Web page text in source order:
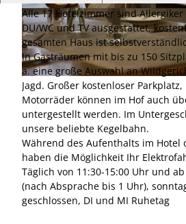
© Landgasthof-Hotel "Zur scharfen Ecke" |CC-BY
© Landgasthof-Hotel "Zur scharfen Ecke" |
CC-BY
©
Alle 17 Hotelzimmer sind
DU/WC und TV ausgestattet,
gesamten Haus ist
In Gasträumen mit bis zu 150
a. eine große Auswahl an
Jagd. Großer kostenloser
Motorräder können im Hof auch
untergestellt werden. Im
unsere beliebte Kegelbahn.
Während des Aufenthalts im Hotel
haben die Möglichkeit Ihr
Täglich von 11:30-15:00 Uhr und
(nach Absprache bis 1 Uhr),
geschlossen, DI und MI Ruhetag